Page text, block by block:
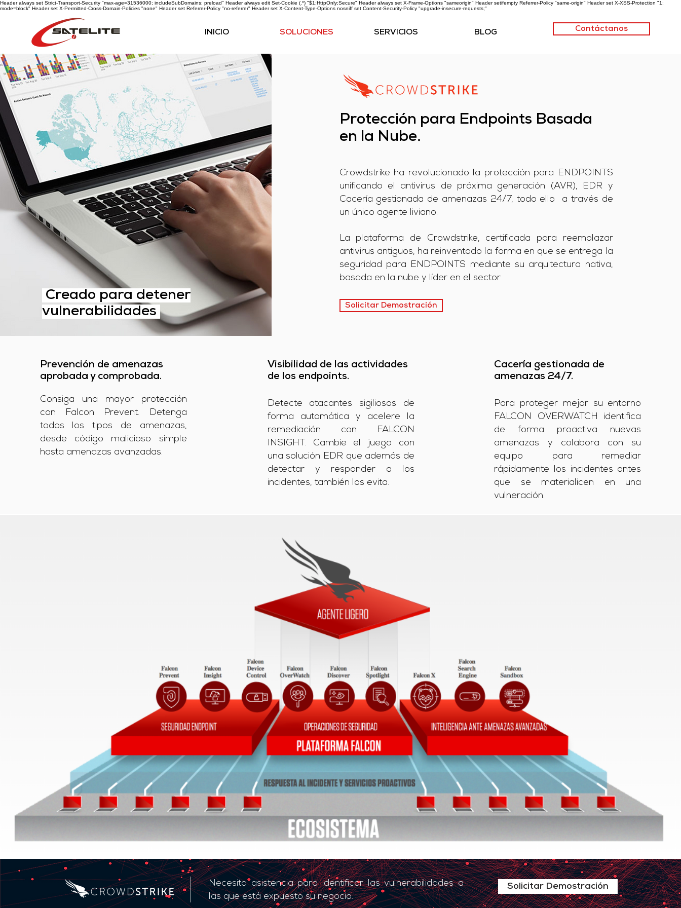
Header always set Strict-Transport-Security "max-age=31536000; includeSubDomains; preload" Header always edit Set-Cookie (.*) "$1;HttpOnly;Secure" Header always set X-Frame-Options "sameorigin" Header setifempty Referrer-Policy "same-origin" Header set X-XSS-Protection "1;
mode=block" Header set X-Permitted-Cross-Domain-Policies "none" Header set Referrer-Policy "no-referrer" Header set X-Content-Type-Options nosniff set Content-Security-Policy "upgrade-insecure-requests;"
INICIO SOLUCIONES SERVICIOS BLOG Contáctanos
Creado para detener
vulnerabilidades
Protección para Endpoints Basada
en la Nube.
Crowdstrike ha revolucionado la protección para ENDPOINTS
unificando el antivirus de próxima generación (AVR), EDR y
Cacería gestionada de amenazas 24/7, todo ello a través de
un único agente liviano.
La plataforma de Crowdstrike, certificada para reemplazar
antivirus antiguos, ha reinventado la forma en que se entrega la
seguridad para ENDPOINTS mediante su arquitectura nativa,
basada en la nube y líder en el sector
Solicitar Demostración
Prevención de amenazas
aprobada y comprobada.
Consiga una mayor protección
con Falcon Prevent. Detenga
todos los tipos de amenazas,
desde código malicioso simple
hasta amenazas avanzadas.
Visibilidad de las actividades
de los endpoints.
Detecte atacantes sigiliosos de
forma automática y acelere la
remediación con FALCON
INSIGHT. Cambie el juego con
una solución EDR que además de
detectar y responder a los
incidentes, también los evita.
Cacería gestionada de
amenazas 24/7.
Para proteger mejor su entorno
FALCON OVERWATCH identifica
de forma proactiva nuevas
amenazas y colabora con su
equipo para remediar
rápidamente los incidentes antes
que se materialicen en una
vulneración.
Necesita asistencia para identificar las vulnerabilidades a
las que está expuesto su negocio.
Solicitar Demostración